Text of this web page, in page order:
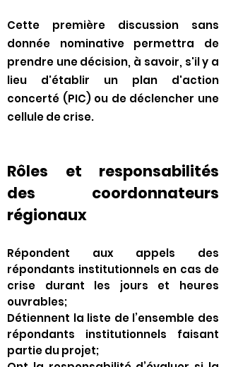
Cette première discussion sans
donnée nominative permettra de
prendre une décision, à savoir, s'il y a
lieu d'établir un plan d'action
concerté (PIC) ou de déclencher une
cellule de crise.
Rôles et responsabilités
des coordonnateurs
régionaux
Répondent aux appels des
répondants institutionnels en cas de
crise durant les jours et heures
ouvrables;
Détiennent la liste de l’ensemble des
répondants institutionnels faisant
partie du projet;